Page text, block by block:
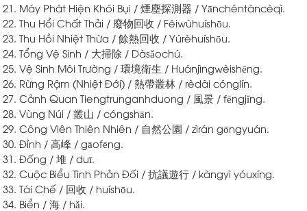
21. Máy Phát Hiện Khói Bụi / 煙塵探測器 / Yānchéntàncèqì.
22. Thu Hổi Chất Thải / 廢物回收 / Fèiwùhuíshōu.
23. Thu Hồi Nhiệt Thừa / 餘熱回收 / Yúrèhuíshōu.
24. Tổng Vệ Sinh / 大掃除 / Dàsǎochú.
25. Vệ Sinh Môi Trường / 環境衛生 / Huánjìngwèishēng.
26. Rừng Rậm (Nhiệt Đới) / 熱帶叢林 / rèdài cónglín.
27. Cảnh Quan Tiengtrunganhduong / 風景 / fēngjǐng.
28. Vùng Núi / 叢山 / cóngshān.
29. Công Viên Thiên Nhiên / 自然公園 / zìrán gōngyuán.
30. Đỉnh / 高峰 / gāofēng.
31. Đống / 堆 / duī.
32. Cuộc Biểu Tình Phản Đối / 抗議遊行 / kàngyì yóuxíng.
33. Tái Chế / 回收 / huíshōu.
34. Biển / 海 / hǎi.